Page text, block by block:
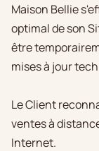
Maison Bellie
optimal de son
être
mises à jour
Le Client
ventes à
Internet.